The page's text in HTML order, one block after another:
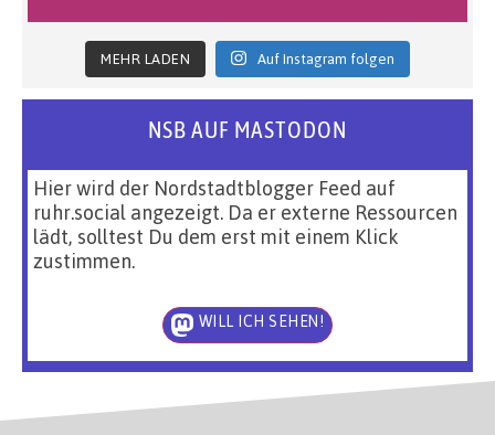
MEHR LADEN Auf Instagram folgen
NSB AUF MASTODON
Hier wird der Nordstadtblogger Feed auf
ruhr.social angezeigt. Da er externe Ressourcen
lädt, solltest Du dem erst mit einem Klick
zustimmen.
WILL ICH SEHEN!